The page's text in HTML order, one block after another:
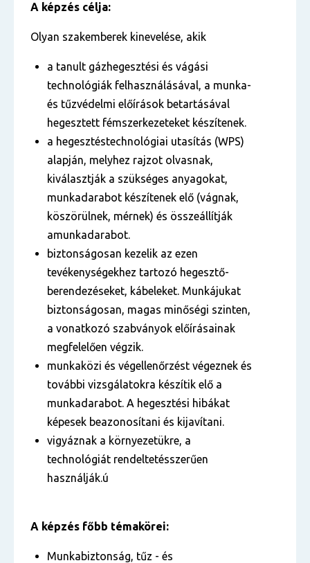
A képzés célja:
Olyan szakemberek kinevelése, akik
a tanult gázhegesztési és vágási
technológiák felhasználásával, a munka-
és tűzvédelmi előírások betartásával
hegesztett fémszerkezeteket készítenek.
a hegesztéstechnológiai utasítás (WPS)
alapján, melyhez rajzot olvasnak,
kiválasztják a szükséges anyagokat,
munkadarabot készítenek elő (vágnak,
köszörülnek, mérnek) és összeállítják
amunkadarabot.
biztonságosan kezelik az ezen
tevékenységekhez tartozó hegesztő-
berendezéseket, kábeleket. Munkájukat
biztonságosan, magas minőségi szinten,
a vonatkozó szabványok előírásainak
megfelelően végzik.
munkaközi és végellenőrzést végeznek és
további vizsgálatokra készítik elő a
munkadarabot. A hegesztési hibákat
képesek beazonosítani és kijavítani.
vigyáznak a környezetükre, a
technológiát rendeltetésszerűen
használják.ú
A képzés főbb témakörei:
Munkabiztonság, tűz - és